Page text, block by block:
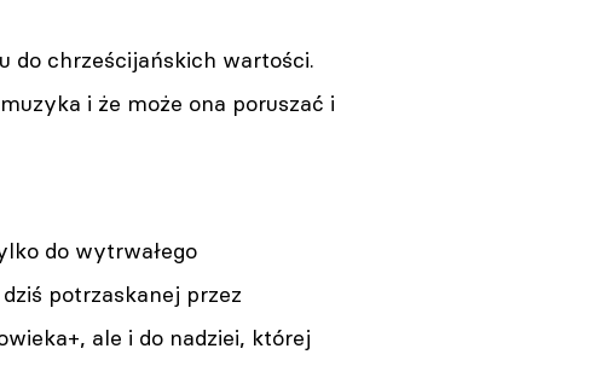
do chrześcijańskich wartości.
i że może ona poruszać i
do wytrwałego
potrzaskanej przez
ale i do nadziei, której